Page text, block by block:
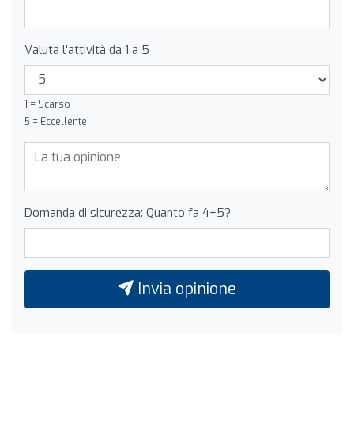
Valuta l'attività da 1 a 5
1 = Scarso
5 = Eccellente
Domanda di sicurezza: Quanto fa 4+5?
Invia opinione